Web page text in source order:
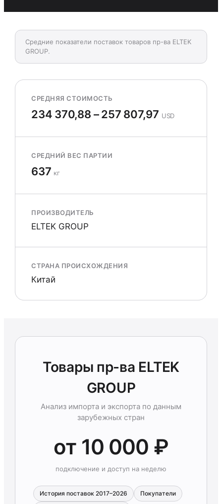
Средние показатели поставок товаров пр-ва ELTEK
GROUP.
СРЕДНЯЯ СТОИМОСТЬ
234 370,88 – 257 807,97 USD
СРЕДНИЙ ВЕС ПАРТИИ
637 кг
ПРОИЗВОДИТЕЛЬ
ELTEK GROUP
СТРАНА ПРОИСХОЖДЕНИЯ
Китай
Товары пр-ва ELTEK
GROUP
Анализ импорта и экспорта по данным
зарубежных стран
от 10 000 ₽
подключение и доступ на неделю
История поставок 2017–2026 Покупатели